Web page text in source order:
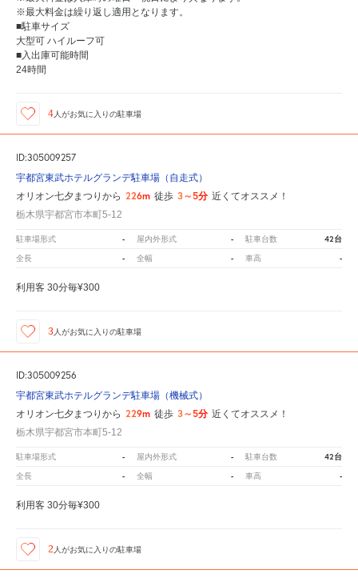
※最大料金は繰り返し適用となります。
■駐車サイズ
大型可 ハイルーフ可
■入出庫可能時間
24時間
4 人がお気に入りの駐車場
ID:305009257
宇都宮東武ホテルグランデ駐車場（自走式）
オリオン七夕まつりから 226m 徒歩 3～5分 近くてオススメ！
栃木県宇都宮市本町5-12
駐車場形式 - 屋内外形式 - 駐車台数 42台
全長 - 全幅 - 車高 -
利用客 30分毎¥300
3 人がお気に入りの駐車場
ID:305009256
宇都宮東武ホテルグランデ駐車場（機械式）
オリオン七夕まつりから 229m 徒歩 3～5分 近くてオススメ！
栃木県宇都宮市本町5-12
駐車場形式 - 屋内外形式 - 駐車台数 42台
全長 - 全幅 - 車高 -
利用客 30分毎¥300
2 人がお気に入りの駐車場